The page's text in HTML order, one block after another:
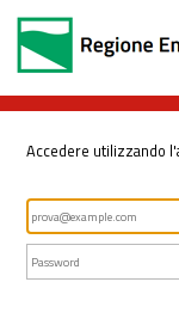
Accedere utilizzando